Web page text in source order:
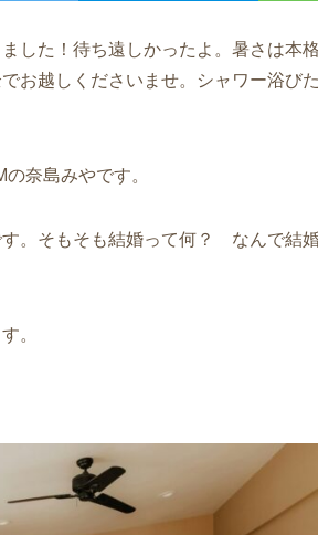
した！待ち遠しかったよ。暑さは本
お越しくださいませ。シャワー浴び
奈島みやです。
す。そもそも結婚って何？ なんで結
。